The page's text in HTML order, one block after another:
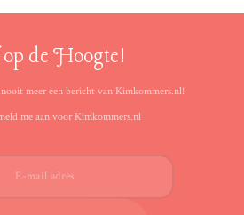
de Hoogte!
meer een bericht van Kimkommers.nl!
me aan voor Kimkommers.nl